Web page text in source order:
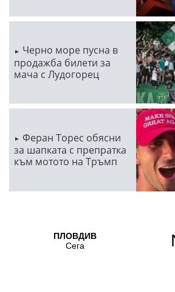
Черно море пусна в
продажба билети за
мача с Лудогорец
Феран Торес обясни
за шапката с препратка
към мотото на Тръмп